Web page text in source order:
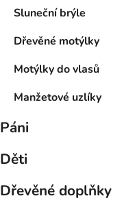
Sluneční brýle
Dřevěné motýlky
Motýlky do vlasů
Manžetové uzlíky
Páni
Děti
Dřevěné doplňky